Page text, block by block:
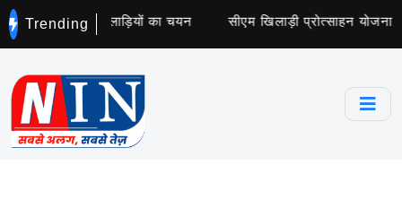
Trending
के लिए 5 खिलाड़ियों का चयन सीएम खिलाड़ी प्रोत्साहन योजना